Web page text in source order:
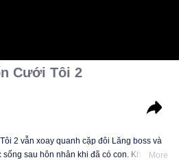
Cưới Tôi 2
2 vẫn xoay quanh cặp đôi Lăng boss và
sau hôn nhân khi đã có con. Khi xemMore